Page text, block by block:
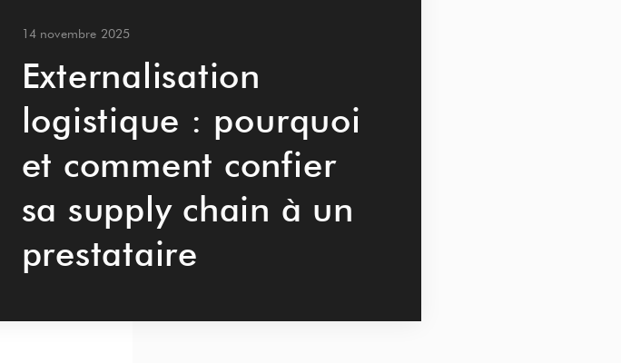
14 novembre 2025
Externalisation
logistique : pourquoi
et comment confier
sa supply chain à un
prestataire